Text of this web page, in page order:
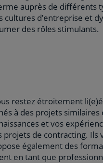
auprès de différents
cultures d’entreprise et
des rôles stimulants.
restez étroitement
à des projets similaires
et vos
projets de contracting. Ils
également des
en tant que